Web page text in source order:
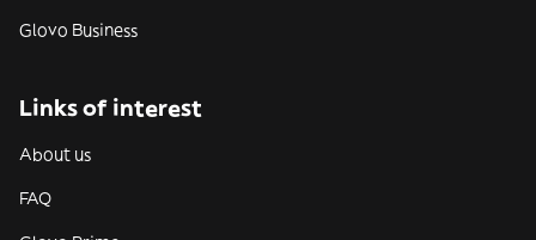
Glovo Business
Links of interest
About us
FAQ